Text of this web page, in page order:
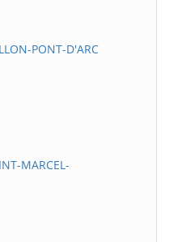
PONT-D'ARC
MARCEL-